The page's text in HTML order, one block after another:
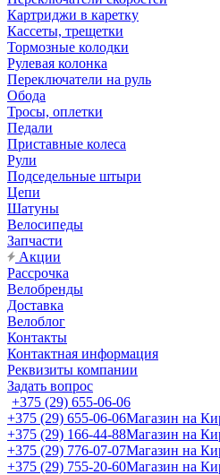
Картриджи в каретку
Кассеты, трещетки
Тормозные колодки
Рулевая колонка
Переключатели на руль
Обода
Тросы, оплетки
Педали
Приставные колеса
Рули
Подседельные штыри
Цепи
Шатуны
Велосипеды
Запчасти
Акции
Рассрочка
Велобренды
Доставка
Велоблог
Контакты
Контактная информация
Реквизиты компании
Задать вопрос
+375 (29) 655-06-06
+375 (29) 655-06-06Магазин на
+375 (29) 166-44-88Магазин на
+375 (29) 776-07-07Магазин на
+375 (29) 755-20-60Магазин на